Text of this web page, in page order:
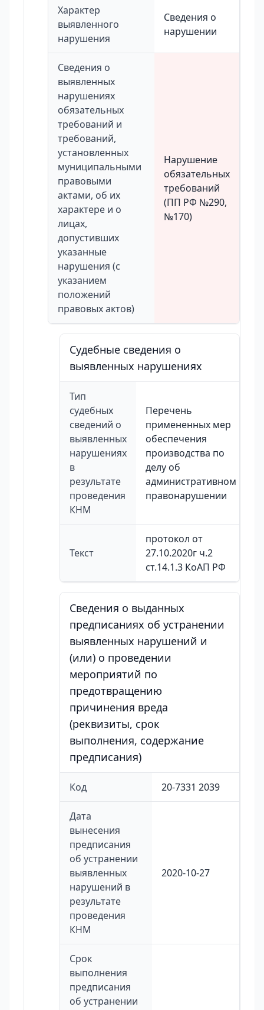
Характер
выявленного
нарушения
Сведения о
нарушении
Сведения о
выявленных
нарушениях
обязательных
требований и
требований,
установленных
муниципальными
правовыми
актами, об их
характере и о
лицах,
допустивших
указанные
нарушения (с
указанием
положений
правовых актов)
Нарушение
обязательных
требований
(ПП РФ №290,
№170)
Судебные сведения о
выявленных нарушениях
Тип
судебных
сведений о
выявленных
нарушениях
в
результате
проведения
КНМ
Перечень
примененных мер
обеспечения
производства по
делу об
административном
правонарушении
Текст
протокол от
27.10.2020г ч.2
ст.14.1.3 КоАП РФ
Сведения о выданных
предписаниях об устранении
выявленных нарушений и
(или) о проведении
мероприятий по
предотвращению
причинения вреда
(реквизиты, срок
выполнения, содержание
предписания)
Код 20-7331 2039
Дата
вынесения
предписания
об устранении
выявленных
нарушений в
результате
проведения
КНМ
2020-10-27
Срок
выполнения
предписания
об устранении